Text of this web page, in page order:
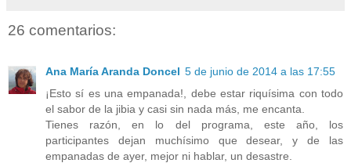
26 comentarios:
Ana María Aranda Doncel 5 de junio de 2014 a las 17:55
¡Esto sí es una empanada!, debe estar riquísima con todo
el sabor de la jibia y casi sin nada más, me encanta.
Tienes razón, en lo del programa, este año, los
participantes dejan muchísimo que desear, y de las
empanadas de ayer, mejor ni hablar, un desastre.